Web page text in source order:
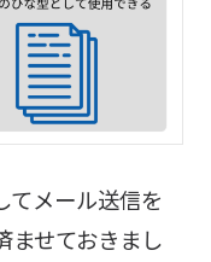
メール送信を
ませておきまし